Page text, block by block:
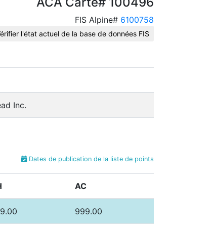
FIS Alpine# 6100758
l'état actuel de la base de données FIS
Inc.
Dates de publication de la liste de points
AC
999.00